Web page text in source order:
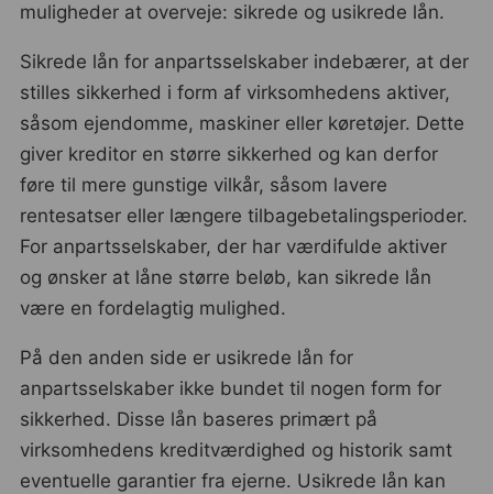
muligheder at overveje: sikrede og usikrede lån.
Sikrede lån for anpartsselskaber indebærer, at der
stilles sikkerhed i form af virksomhedens aktiver,
såsom ejendomme, maskiner eller køretøjer. Dette
giver kreditor en større sikkerhed og kan derfor
føre til mere gunstige vilkår, såsom lavere
rentesatser eller længere tilbagebetalingsperioder.
For anpartsselskaber, der har værdifulde aktiver
og ønsker at låne større beløb, kan sikrede lån
være en fordelagtig mulighed.
På den anden side er usikrede lån for
anpartsselskaber ikke bundet til nogen form for
sikkerhed. Disse lån baseres primært på
virksomhedens kreditværdighed og historik samt
eventuelle garantier fra ejerne. Usikrede lån kan